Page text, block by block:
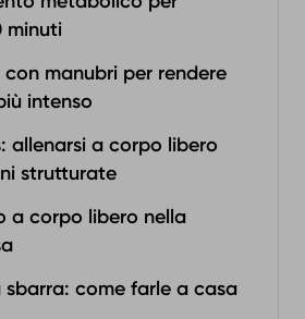
minuti
con manubri per rendere
intenso
allenarsi a corpo libero
strutturate
a corpo libero nella
sbarra: come farle a casa